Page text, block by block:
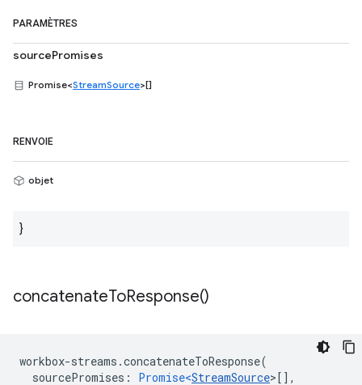
PARAMÈTRES
sourcePromises
Promise<StreamSource>[]
RENVOIE
objet
}
concatenateToResponse()
workbox-streams .concatenateToResponse(
sourcePromises : Promise<StreamSource>[],